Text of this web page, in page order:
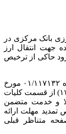
بانک مرکزی در
جهت انتقال ارز
حاکی از ترخیص
در این بخشنامه آمده است: پیرو بخشنامه شماره ۰۱/۱۱۷۱۳۲ مورخ
۱۴۰۱/۰۵/۱۰ به پیوست اصلاحیه مربوط به بند (۱۷) از قسمت کلیات
و خدمت متضمن
مهلت ارائه
متناظر قبلی